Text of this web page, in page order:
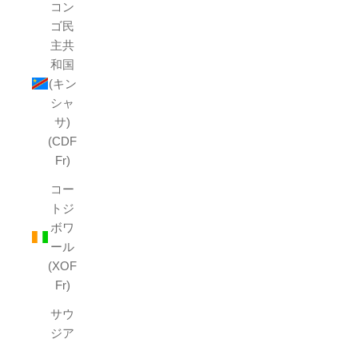
コン
ゴ民
主共
和国
(キン
シャ
サ)
(CDF
Fr)
コー
トジ
ボワ
ール
(XOF
Fr)
サウ
ジア